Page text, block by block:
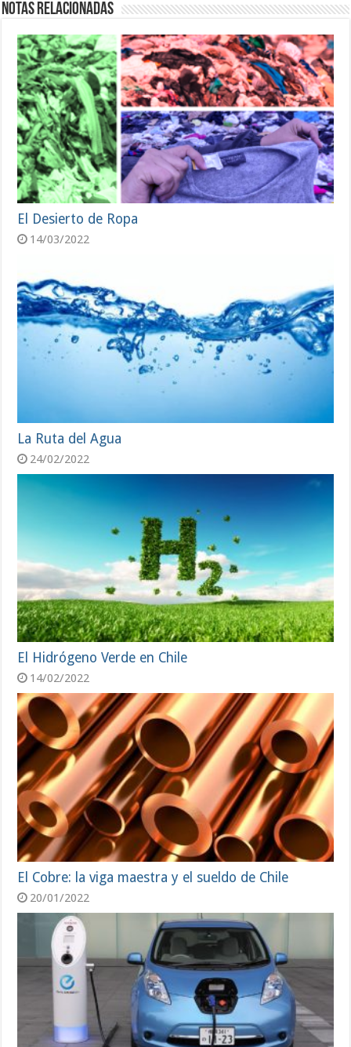
Notas Relacionadas
El Desierto de Ropa
14/03/2022
La Ruta del Agua
24/02/2022
El Hidrógeno Verde en Chile
14/02/2022
El Cobre: la viga maestra y el sueldo de Chile
20/01/2022